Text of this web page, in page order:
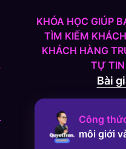
KHÓA HỌC GIÚP
TÌM KIẾM
KHÁCH HÀNG
TỰ
Bài
Công
môi giới